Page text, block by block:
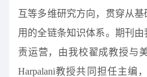
互等多维研究方向，贯穿从
用的全链条知识体系。期刊
责运营，由我校翟成教授与
Harpalani教授共同担任主编